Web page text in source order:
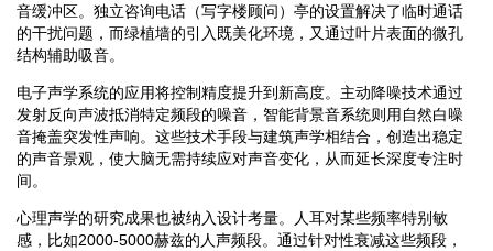
音缓冲区。独立咨询电话（写字楼顾问）亭的设置解决了临时通话
的干扰问题，而绿植墙的引入既美化环境，又通过叶片表面的微孔
结构辅助吸音。
电子声学系统的应用将控制精度提升到新高度。主动降噪技术通过
发射反向声波抵消特定频段的噪音，智能背景音系统则用自然白噪
音掩盖突发性声响。这些技术手段与建筑声学相结合，创造出稳定
的声音景观，使大脑无需持续应对声音变化，从而延长深度专注时
间。
心理声学的研究成果也被纳入设计考量。人耳对某些频率特别敏
感，比如2000-5000赫兹的人声频段。通过针对性衰减这些频段，